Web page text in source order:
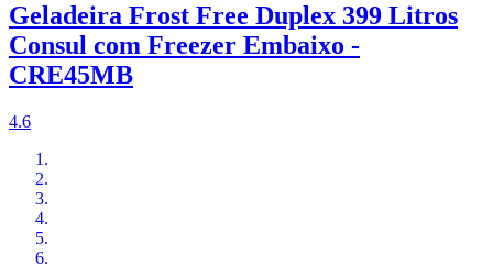
Geladeira Frost Free Duplex 399 Litros
Consul com Freezer Embaixo -
CRE45MB
4.6